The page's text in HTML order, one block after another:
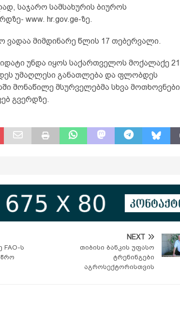
საჯარო სამსახურის ბიუროს
www. hr.gov.ge-ზე.
ვადაა მიმდინარე წლის 17 თებერვალი.
უნდა იყოს საქართველოს მოქალაქე 21
უმაღლესი განათლება და ფლობდეს
მონაწილე მსურველებმა სხვა მოთხოვნები
გვერდზე.
FAO-ს
NEXT
თიბისი ბანკის უფასო
ტრენინგები
აგროსექტორისთვის